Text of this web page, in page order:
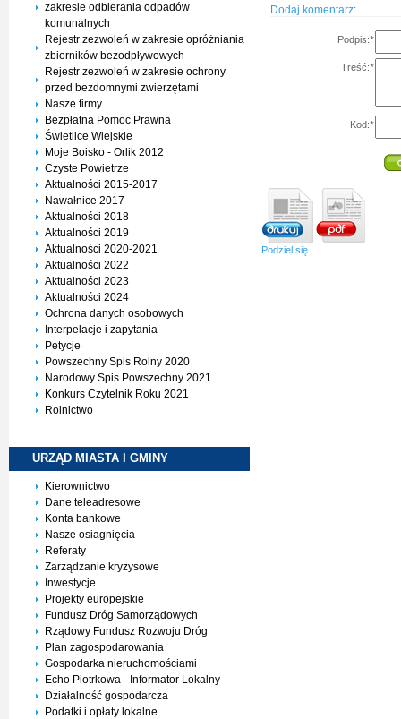
zakresie odbierania odpadów
komunalnych
Rejestr zezwoleń w zakresie opróżniania
zbiorników bezodpływowych
Rejestr zezwoleń w zakresie ochrony
przed bezdomnymi zwierzętami
Nasze firmy
Bezpłatna Pomoc Prawna
Świetlice Wiejskie
Moje Boisko - Orlik 2012
Czyste Powietrze
Aktualności 2015-2017
Nawałnice 2017
Aktualności 2018
Aktualności 2019
Aktualności 2020-2021
Aktualności 2022
Aktualności 2023
Aktualności 2024
Ochrona danych osobowych
Interpelacje i zapytania
Petycje
Powszechny Spis Rolny 2020
Narodowy Spis Powszechny 2021
Konkurs Czytelnik Roku 2021
Rolnictwo
URZĄD MIASTA I GMINY
Kierownictwo
Dane teleadresowe
Konta bankowe
Nasze osiagnięcia
Referaty
Zarządzanie kryzysowe
Inwestycje
Projekty europejskie
Fundusz Dróg Samorządowych
Rządowy Fundusz Rozwoju Dróg
Plan zagospodarowania
Gospodarka nieruchomościami
Echo Piotrkowa - Informator Lokalny
Działalność gospodarcza
Podatki i opłaty lokalne
Dodaj komentarz:
Podpis:*
Treść:*
Kod:*
Podziel się